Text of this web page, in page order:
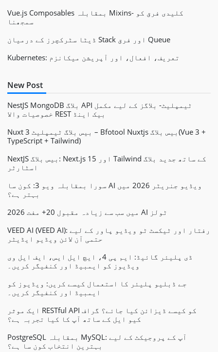
Vue.js Composables بمقابلہ Mixins- کلیدی فرق کو
سمجھنا
ڈیٹا سٹرکچرز کے درمیان Stack اور فرق Queue
Kubernetes: تعریف، افعال، اور آپریشن میکانزم
New Post
NestJS MongoDB بلاگ API ٹیمپلیٹ- بلاگز کے لیے مکمل
خصوصیات والا REST بیک اینڈ
Nuxt 3 بیس بلاگ ٹیمپلیٹ – Bfotool Nuxtjs بیس بلاگ(Vue 3 +
TypeScript + Tailwind)
NextJS بیس بلاگ: Next.js 15 اور Tailwind کے ساتھ جدید بلاگ
اسٹارٹر
سورا بمقابلہ ویو 3: کون سا AI ویڈیو جنریٹر 2026 میں
بہتر ہے؟
2026 میں سب سے زیادہ مقبول 20+ مفت AI ٹولز
VEED AI (VEED AI): رفتار اور ٹیکسٹ ٹو ویڈیو پاور کے لیے
حتمی آن لائن ویڈیو ایڈیٹر
ڈی پلیئر گائیڈ: ایم پی 4، ایچ ایل ایس، ایف ایل وی
ویڈیوز کو ایمبیڈ اور کنفیگر کریں۔
جے ڈبلیو پلیئر کا استعمال کیسے کریں: ویڈیوز کو
ایمبیڈ اور کنفیگر کریں۔
ایک موثر RESTful API کو کیسے ڈیزائن کیا جائے؟ گراف
کیو ایل کے ساتھ آپ کا کیا تجربہ ہے؟
PostgreSQL بمقابلہ MySQL: آپ کے پروجیکٹ کے لیے
بہترین انتخاب کون سا ہے؟